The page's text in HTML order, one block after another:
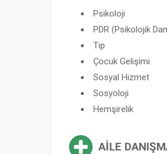
Psikoloji
PDR (Psikolojik
Tıp
Çocuk Gelişimi
Sosyal Hizmet
Sosyoloji
Hemşirelik
AILE